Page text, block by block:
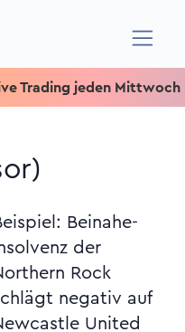
jeden Mittwoch um